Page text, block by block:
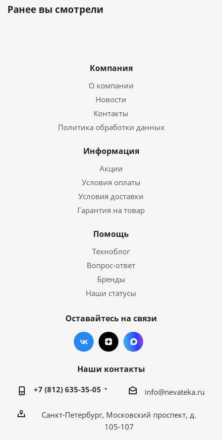
Ранее вы смотрели
Компания
О компании
Новости
Контакты
Политика обработки данных
Информация
Акции
Условия оплаты
Условия доставки
Гарантия на товар
Помощь
Техноблог
Вопрос-ответ
Бренды
Наши статусы
Оставайтесь на связи
Наши контакты
+7 (812) 635-35-05 info@nevateka.ru
Санкт-Петербург, Московский проспект, д.
105-107